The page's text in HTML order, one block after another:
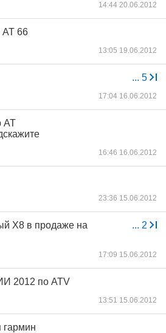
14:44 20.06.2012
66
13:05 19.06.2012
... 5
17:04 16.06.2012
AT
16:46 16.06.2012
23:36 15.06.2012
... 2
Х8 в продаже на
17:09 15.06.2012
2012 по ATV
13:51 15.06.2012
гармин